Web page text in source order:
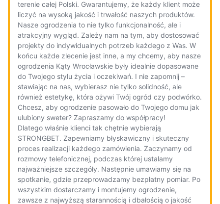
terenie całej Polski. Gwarantujemy, że każdy klient może
liczyć na wysoką jakość i trwałość naszych produktów.
Nasze ogrodzenia to nie tylko funkcjonalność, ale i
atrakcyjny wygląd. Zależy nam na tym, aby dostosować
projekty do indywidualnych potrzeb każdego z Was. W
końcu każde zlecenie jest inne, a my chcemy, aby nasze
ogrodzenia Kąty Wrocławskie były idealnie dopasowane
do Twojego stylu życia i oczekiwań. I nie zapomnij –
stawiając na nas, wybierasz nie tylko solidność, ale
również estetykę, która ożywi Twój ogród czy podwórko.
Chcesz, aby ogrodzenie pasowało do Twojego domu jak
ulubiony sweter? Zapraszamy do współpracy!
Dlatego właśnie klienci tak chętnie wybierają
STRONGBET. Zapewniamy błyskawiczny i skuteczny
proces realizacji każdego zamówienia. Zaczynamy od
rozmowy telefonicznej, podczas której ustalamy
najważniejsze szczegóły. Następnie umawiamy się na
spotkanie, gdzie przeprowadzamy bezpłatny pomiar. Po
wszystkim dostarczamy i montujemy ogrodzenie,
zawsze z najwyższą starannością i dbałością o jakość